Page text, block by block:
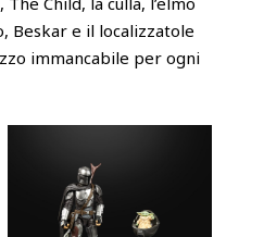
Beskar e il localizzatole
immancabile per ogni